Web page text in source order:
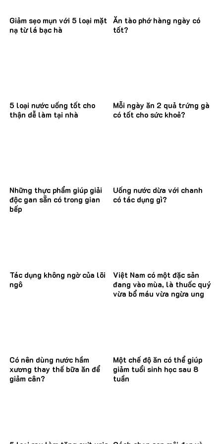
Giảm sẹo mụn với 5 loại mặt
nạ từ lá bạc hà
Ăn tào phớ hàng ngày có
tốt?
5 loại nước uống tốt cho
thận dễ làm tại nhà
Mỗi ngày ăn 2 quả trứng gà
có tốt cho sức khoẻ?
Những thực phẩm giúp giải
độc gan sẵn có trong gian
bếp
Uống nước dừa với chanh
có tác dụng gì?
Tác dụng không ngờ của lõi
ngô
Việt Nam có một đặc sản
đang vào mùa, là thuốc quý
vừa bổ máu vừa ngừa ung
Có nên dùng nước hầm
xương thay thế bữa ăn để
giảm cân?
Một chế độ ăn có thể giúp
giảm tuổi sinh học sau 8
tuần